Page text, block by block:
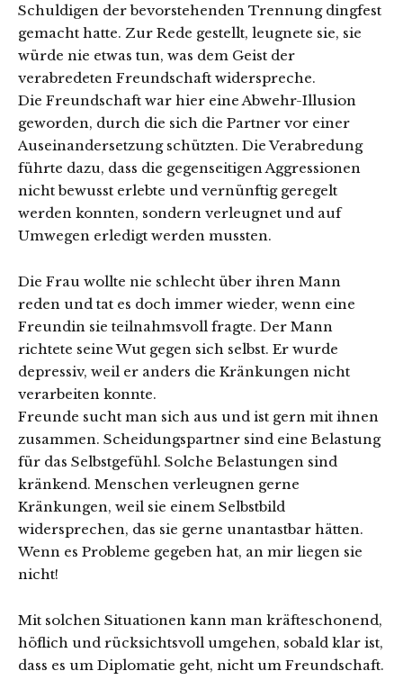
Schuldigen der bevorstehenden Trennung dingfest
gemacht hatte. Zur Rede gestellt, leugnete sie, sie
würde nie etwas tun, was dem Geist der
verabredeten Freundschaft widerspreche.
Die Freundschaft war hier eine Abwehr-Illusion
geworden, durch die sich die Partner vor einer
Auseinandersetzung schützten. Die Verabredung
führte dazu, dass die gegenseitigen Aggressionen
nicht bewusst erlebte und vernünftig geregelt
werden konnten, sondern verleugnet und auf
Umwegen erledigt werden mussten.
Die Frau wollte nie schlecht über ihren Mann
reden und tat es doch immer wieder, wenn eine
Freundin sie teilnahmsvoll fragte. Der Mann
richtete seine Wut gegen sich selbst. Er wurde
depressiv, weil er anders die Kränkungen nicht
verarbeiten konnte.
Freunde sucht man sich aus und ist gern mit ihnen
zusammen. Scheidungspartner sind eine Belastung
für das Selbstgefühl. Solche Belastungen sind
kränkend. Menschen verleugnen gerne
Kränkungen, weil sie einem Selbstbild
widersprechen, das sie gerne unantastbar hätten.
Wenn es Probleme gegeben hat, an mir liegen sie
nicht!
Mit solchen Situationen kann man kräfteschonend,
höflich und rücksichtsvoll umgehen, sobald klar ist,
dass es um Diplomatie geht, nicht um Freundschaft.